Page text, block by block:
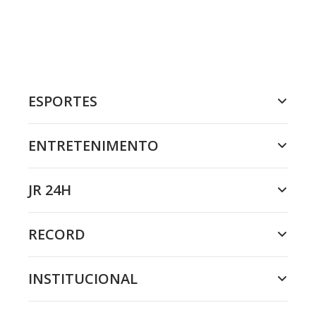
ESPORTES
ENTRETENIMENTO
JR 24H
RECORD
INSTITUCIONAL